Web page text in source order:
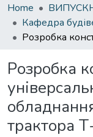
Home
Розробка
трактора